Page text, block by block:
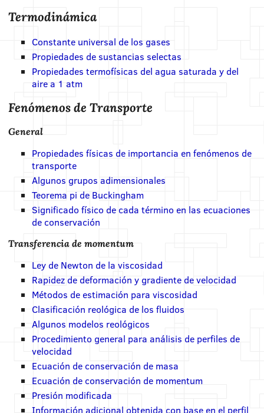
Termodinámica
Constante universal de los gases
Propiedades de sustancias selectas
Propiedades termofísicas del agua saturada y del
aire a 1 atm
Fenómenos de Transporte
General
Propiedades físicas de importancia en fenómenos de
transporte
Algunos grupos adimensionales
Teorema pi de Buckingham
Significado físico de cada término en las ecuaciones
de conservación
Transferencia de momentum
Ley de Newton de la viscosidad
Rapidez de deformación y gradiente de velocidad
Métodos de estimación para viscosidad
Clasificación reológica de los fluidos
Algunos modelos reológicos
Procedimiento general para análisis de perfiles de
velocidad
Ecuación de conservación de masa
Ecuación de conservación de momentum
Presión modificada
Información adicional obtenida con base en el perfil